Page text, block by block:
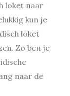
loket naar
kun je
loket
Zo ben je
naar de